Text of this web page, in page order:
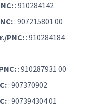
: 910284142
: 907215801 00
PNC:: 910284184
: 910287931 00
: 907370902
: 907394304 01